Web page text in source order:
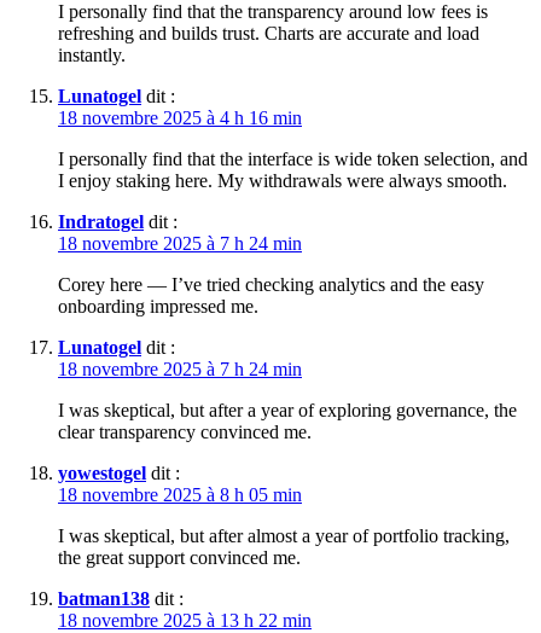
I personally find that the transparency around low fees is
refreshing and builds trust. Charts are accurate and load
instantly.
Lunatogel dit :
18 novembre 2025 à 4 h 16 min
I personally find that the interface is wide token selection, and
I enjoy staking here. My withdrawals were always smooth.
Indratogel dit :
18 novembre 2025 à 7 h 24 min
Corey here — I’ve tried checking analytics and the easy
onboarding impressed me.
Lunatogel dit :
18 novembre 2025 à 7 h 24 min
I was skeptical, but after a year of exploring governance, the
clear transparency convinced me.
yowestogel dit :
18 novembre 2025 à 8 h 05 min
I was skeptical, but after almost a year of portfolio tracking,
the great support convinced me.
batman138 dit :
18 novembre 2025 à 13 h 22 min